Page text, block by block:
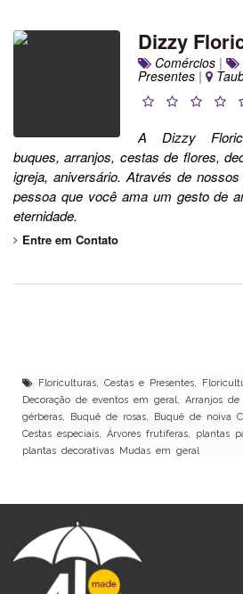
Dizzy
Comércios |
Presentes |
A Dizzy
buques, arranjos, cestas de flores,
igreja, aniversário. Através de
pessoa que você ama um gesto de
eternidade.
Entre em Contato
Floriculturas, Cestas e Presentes,
Decoração de eventos em geral, Arranjos de
gérberas, Buquê de rosas, Buquê de noiva
Cestas especiais, Árvores frutíferas, plantas
plantas decorativas Mudas em geral